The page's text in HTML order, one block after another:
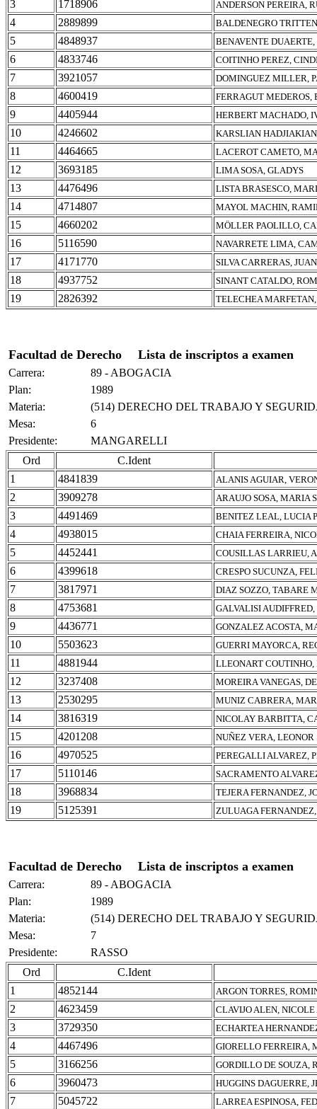
3 1718906 ANDERSON PEREIRA,
4 2889899 BALDENEGRO
5 4848937 BENAVENTE
6 4833746 COITINHO PEREZ,
7 3921057 DOMINGUEZ MILLER,
8 4600419 FERRAGUT MEDEROS,
9 4405944 HERBERT MACHADO,
10 4246602 KARSLIAN
11 4464665 LACEROT CAMETO,
12 3693185 LIMA SOSA, GLADYS
13 4476496 LISTA BRASESCO,
14 4714807 MAYOL MACHIN,
15 4660202 MÖLLER PAOLILLO,
16 5116590 NAVARRETE LIMA,
17 4171770 SILVA CARRERAS,
18 4937752 SINANT CATALDO,
19 2826392 TELECHEA
Facultad de Derecho Lista de inscriptos a examen
Carrera:
89 - ABOGACIA
Plan:
1989
Materia:
(514) DERECHO DEL TRABAJO Y
Mesa:
6
Presidente:
MANGARELLI
Ord
C.Ident
1
4841839 ALANIS AGUIAR,
2 3909278 ARAUJO SOSA, MARIA
3 4491469 BENITEZ LEAL, LUCIA
4 4938015 CHAIA FERREIRA,
5 4452441 COUSILLAS LARRIEU,
6 4399618 CRESPO SUCUNZA,
7 3817971 DIAZ SOZZO, TABARE
8 4753681 GALVALISI
9 4436771 GONZALEZ ACOSTA,
10 5503623 GUERRI MAYORCA,
11 4881944 LLEONART
12 3237408 MOREIRA VANEGAS,
13 2530295 MUNIZ CABRERA,
14 3816319 NICOLAY BARBITTA,
15 4201208 NUÑEZ VERA, LEONOR
16 4970525 PEREGALLI ALVAREZ,
17 5110146 SACRAMENTO
18 3968834 TEJERA FERNANDEZ,
19 5125391 ZULUAGA
Facultad de Derecho Lista de inscriptos a examen
Carrera:
89 - ABOGACIA
Plan:
1989
Materia:
(514) DERECHO DEL TRABAJO Y
Mesa:
7
Presidente:
RASSO
Ord
C.Ident
1
4852144 ARGON TORRES,
2 4623459 CLAVIJO ALEN,
3 3729350 ECHARTEA
4 4467496 GIORELLO FERREIRA,
5 3166256 GORDILLO DE SOUZA,
6 3960473 HUGGINS DAGUERRE,
7 5045722 LARREA ESPINOSA,